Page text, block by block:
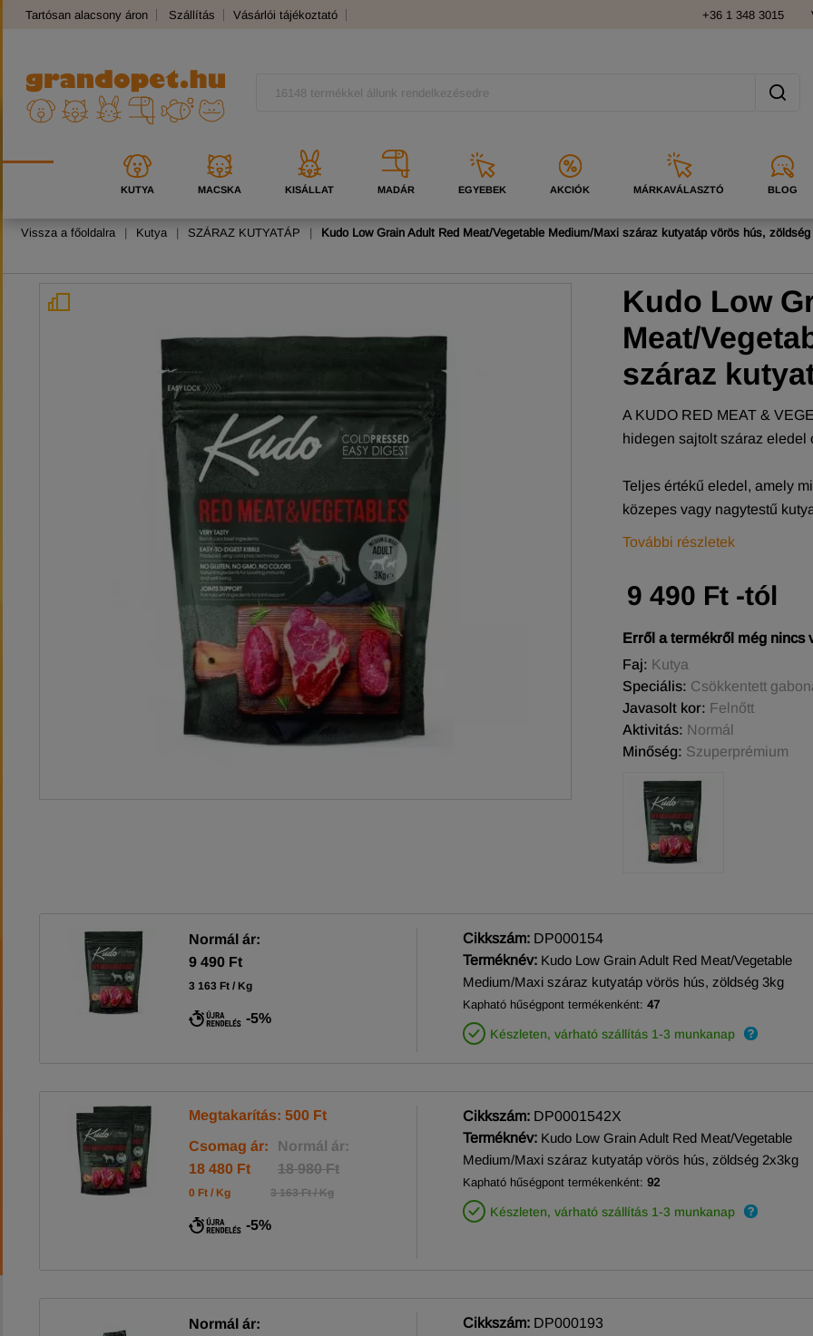
Tartósan alacsony áron Szállítás Vásárlói tájékoztató +36 1 348 3015
KUTYA MACSKA KISÁLLAT MADÁR EGYEBEK AKCIÓK MÁRKAVÁLASZTÓ BLOG
Vissza a főoldalra | Kutya | SZÁRAZ KUTYATÁP | Kudo Low Grain Adult Red Meat/Vegetable Medium/Maxi száraz kutyatáp vörös hús, zöldség
Kudo Low
Meat/
száraz
A KUDO RED MEAT &
hidegen sajtolt száraz eledel
Teljes értékű eledel, amely
közepes vagy nagytestű
További részletek
9 490 Ft -tól
Erről a termékről még nincs
Faj: Kutya
Speciális: Csökkentett
Javasolt kor: Felnőtt
Aktivitás: Normál
Minőség: Szuperprémium
Normál ár:
9 490 Ft
3 163 Ft / Kg
-5%
Cikkszám: DP000154
Terméknév: Kudo Low Grain Adult Red Meat/Vegetable
Medium/Maxi száraz kutyatáp vörös hús, zöldség 3kg
Kapható hűségpont termékenként: 47
Készleten, várható szállítás 1-3 munkanap
Megtakarítás: 500 Ft
Csomag ár:
18 480 Ft
Normál ár:
18 980 Ft
0 Ft / Kg 3 163 Ft / Kg
-5%
Cikkszám: DP0001542X
Terméknév: Kudo Low Grain Adult Red Meat/Vegetable
Medium/Maxi száraz kutyatáp vörös hús, zöldség 2x3kg
Kapható hűségpont termékenként: 92
Készleten, várható szállítás 1-3 munkanap
Normál ár:
Cikkszám: DP000193